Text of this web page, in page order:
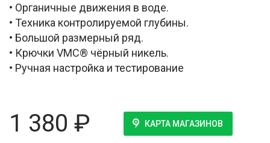
• Органичные движения в воде.
• Техника контролируемой глубины.
• Большой размерный ряд.
• Крючки VMC® чёрный никель.
• Ручная настройка и тестирование
1 380 ₽ КАРТА МАГАЗИНОВ